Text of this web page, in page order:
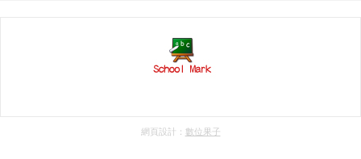
網頁設計： 數位果子